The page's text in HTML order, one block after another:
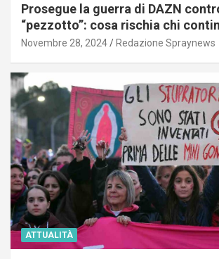
Prosegue la guerra di DAZN
“pezzotto”: cosa rischia chi
Novembre 28, 2024 Redazione Spraynews
ATTUALITÀ